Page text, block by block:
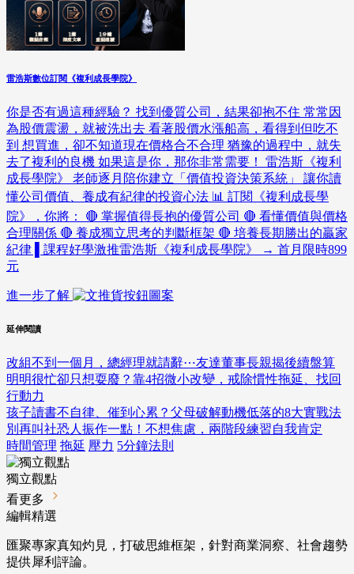
雷浩斯數位訂閱《複利成長學院》
你是否有過這種經驗？ 找到優質公司，結果卻抱不住 常常因
為股價震盪，就被洗出去 看著股價水漲船高，看得到但吃不
到 想買進，卻不知道現在價格合不合理 猶豫的過程中，就失
去了複利的良機 如果這是你，那你非常需要！ 雷浩斯《複利
成長學院》 老師逐月陪你建立「價值投資決策系統」 讓你讀
懂公司價值、養成有紀律的投資心法 📊 訂閱《複利成長學
院》，你將： 🔴 掌握值得長抱的優質公司 🔴 看懂價值與價格
合理關係 🔴 養成獨立思考的判斷框架 🔴 培養長期勝出的贏家
紀律 ▌課程好學激推雷浩斯《複利成長學院》 → 首月限時899
元
進一步了解
延伸閱讀
改組不到一個月，總經理就請辭⋯友達董事長親揭後續盤算
明明很忙卻只想耍廢？靠4招微小改變，戒除慣性拖延、找回
行動力
孩子讀書不自律、催到心累？父母破解動機低落的8大實戰法
別再叫社恐人振作一點！不想焦慮，兩階段練習自我肯定
時間管理 拖延 壓力 5分鐘法則
獨立觀點
看更多
編輯精選
匯聚專家真知灼見，打破思維框架，針對商業洞察、社會趨勢
提供犀利評論。